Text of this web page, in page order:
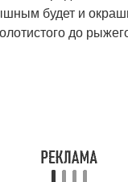
будет и
до